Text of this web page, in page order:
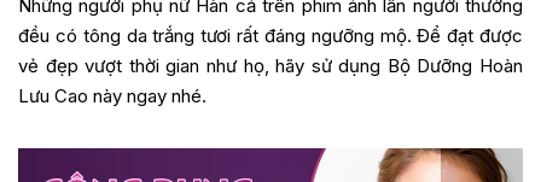
Những người phụ nữ Hàn cả trên phim ảnh lẫn người thường
đều có tông da trắng tươi rất đáng ngưỡng mộ. Để đạt được
vẻ đẹp vượt thời gian như họ, hãy sử dụng Bộ Dưỡng Hoàn
Lưu Cao này ngay nhé.